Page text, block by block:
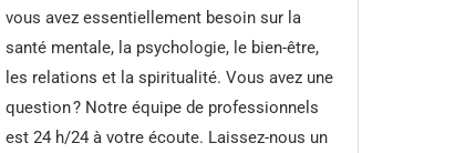
vous avez essentiellement besoin sur la
santé mentale, la psychologie, le bien-être,
les relations et la spiritualité. Vous avez une
question ? Notre équipe de professionnels
est 24 h/24 à votre écoute. Laissez-nous un